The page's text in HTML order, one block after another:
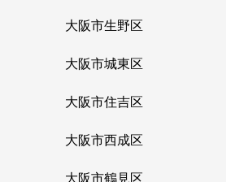
大阪市生野区
大阪市城東区
大阪市住吉区
大阪市西成区
大阪市鶴見区